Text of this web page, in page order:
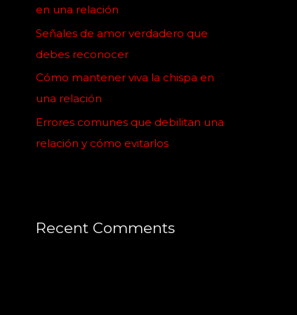
:en una relación
Señales de amor verdadero que
debes reconocer
Cómo mantener viva la chispa en
una relación
Errores comunes que debilitan una
relación y cómo evitarlos
Recent Comments